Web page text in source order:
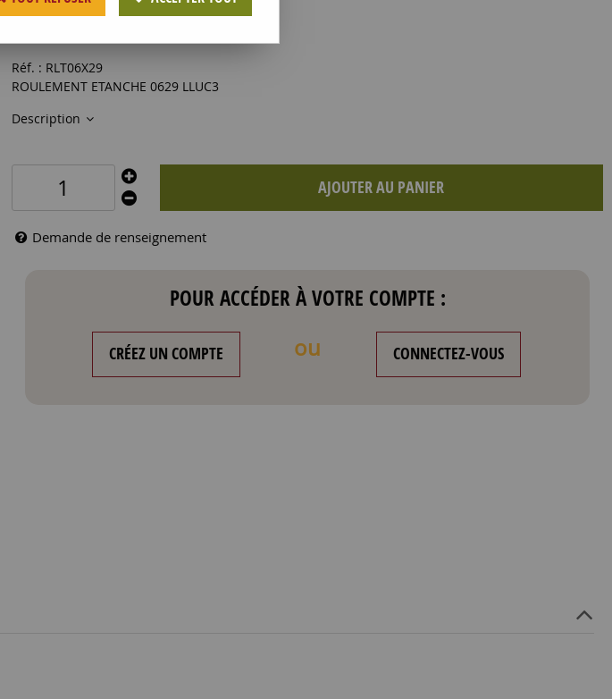
3,70€HT
Réf. : RLT06X29
ROULEMENT ETANCHE 0629 LLUC3
Description
AJOUTER AU PANIER
Demande de renseignement
POUR ACCÉDER À VOTRE COMPTE :
CRÉEZ UN COMPTE ou CONNECTEZ-VOUS